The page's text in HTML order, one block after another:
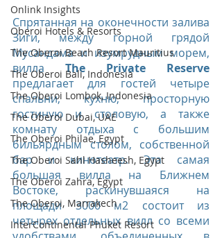
Onlink Insights
Oberoi Hotels & Resorts
The Oberoi Beach Resort Mauritius
The Oberoi Bali, Indonesia
The Oberoi Lombok, Indonesia
The Oberoi Dubai, UAE
The Oberoi Philae, Egypt
The Oberoi Sahl Hasheesh, Egypt
The Oberoi Zahra, Egypt
The Oberoi, Marrakech
InterContinental Phuket Resort
Спрятанная на оконечности залива
Зиги, между горной грядой
Мусандама и изумрудным морем,
вилла The Private Reserve
предлагает для гостей четыре
спальни, кухню, просторную
гостиную и столовую, а также
комнату отдыха с большим
бильярдным столом, собственной
бар и кинотеатр. Эта самая
большая вилла на Ближнем
Востоке, раскинувшаяся на
площади 3000 м2 состоит из
четырех отдельных вилл со всеми